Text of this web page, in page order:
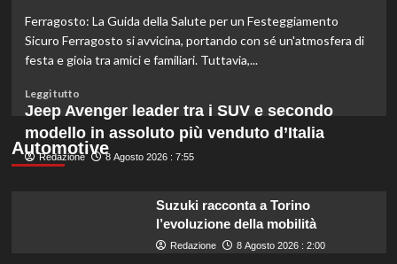
finanziamenti
aumentati
di
per
settore
primario.
Ferragosto: La Guida della Salute per un Festeggiamento
Sicuro Ferragosto si avvicina, portando con sé un'atmosfera di
festa e gioia tra amici e familiari. Tuttavia,...
Leggi tuttoLeggi
di
più
su
Rinfresca
Automotive
Jeep Avenger leader tra i SUV e secondo
modello in assoluto più venduto d’Italia
Redazione 8 Agosto 2026 : 7:55
Suzuki racconta a Torino
l’evoluzione della mobilità
Redazione 8 Agosto 2026 : 2:00